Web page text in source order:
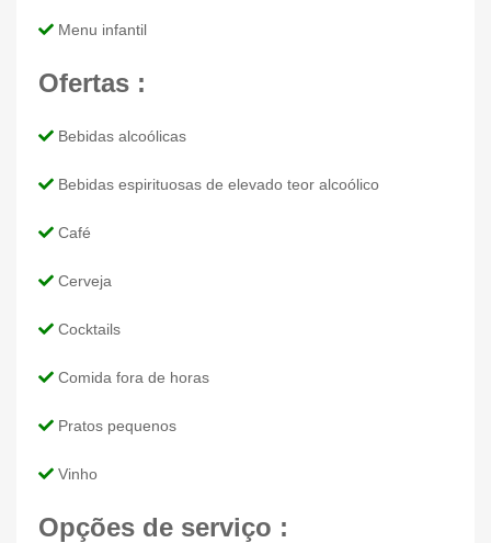
Menu infantil
Ofertas :
Bebidas alcoólicas
Bebidas espirituosas de elevado teor alcoólico
Café
Cerveja
Cocktails
Comida fora de horas
Pratos pequenos
Vinho
Opções de serviço :